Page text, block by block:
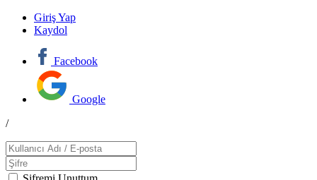
Giriş Yap
Kaydol
Facebook
Google
/